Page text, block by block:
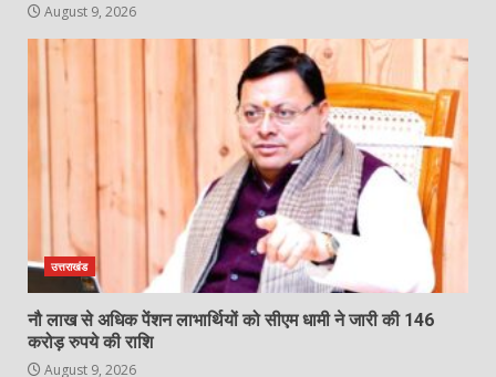
August 9, 2026
उत्तराखंड
नौ लाख से अधिक पेंशन लाभार्थियों को सीएम धामी ने जारी की 146
करोड़ रुपये की राशि
August 9, 2026